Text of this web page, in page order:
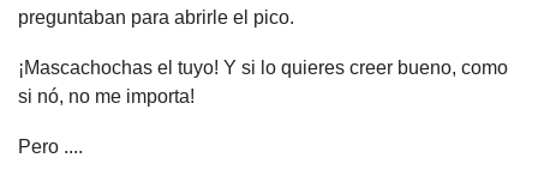
preguntaban para abrirle el pico.
¡Mascachochas el tuyo! Y si lo quieres creer bueno, como
si nó, no me importa!
Pero ....